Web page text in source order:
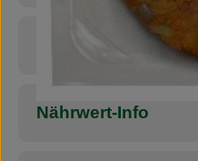
Nährwert-Info